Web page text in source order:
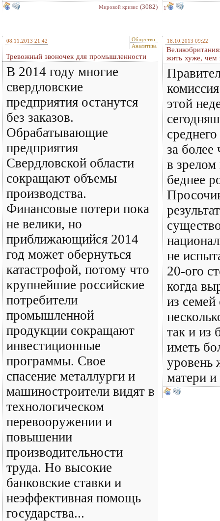
Мировой кризис (3082) 1
08.11.2013 21:42
Общество
Аналитика
Тревожный звоночек для промышленности
В 2014 году многие
свердловские
предприятия останутся
без заказов.
Обрабатывающие
предприятия
Свердловской области
сокращают объемы
производства.
Финансовые потери пока
не велики, но
приближающийся 2014
год может обернуться
катастрофой, потому что
крупнейшие российские
потребители
промышленной
продукции сокращают
инвестиционные
программы. Свое
спасение металлурги и
машиностроители видят в
технологическом
перевооружении и
повышении
производительности
труда. Но высокие
банковские ставки и
неэффективная помощь
государства...
18.10.2013 09:22
жить хуже, чем
этой
за более
в зрелом
беднее
не
20-ого
когда
из
так и из
иметь
уровень
матери